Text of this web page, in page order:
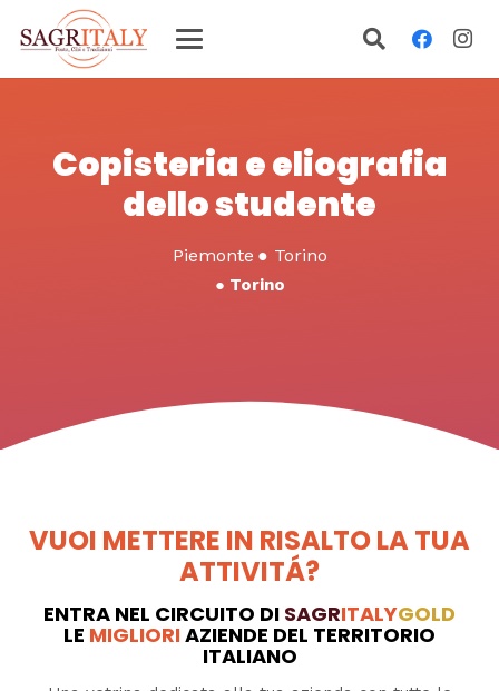
Copisteria e eliografia
dello studente
Piemonte ● Torino
● Torino
VUOI METTERE IN RISALTO LA TUA
ATTIVITÁ?
ENTRA NEL CIRCUITO DI SAGRITALYGOLD
LE MIGLIORIAZIENDE DEL TERRITORIO
ITALIANO